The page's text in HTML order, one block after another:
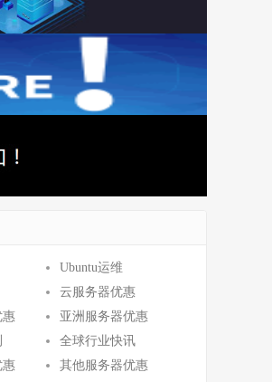
Ubuntu运维
云服务器优惠
惠
亚洲服务器优惠
全球行业快讯
惠
其他服务器优惠